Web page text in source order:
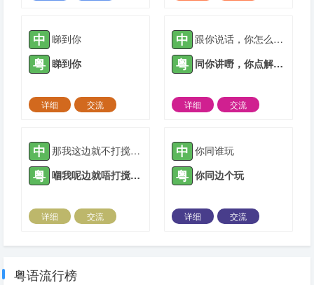
中 睇到你
粤 睇到你
详细
交流
中 跟你说话，你怎么不回
粤 同你讲嘢，你点解唔回
详细
交流
中 那我这边就不打搅你了
粤 嗰我呢边就唔打搅你了
详细
交流
中 你同谁玩
粤 你同边个玩
详细
交流
粤语流行榜